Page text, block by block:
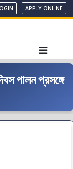
APPLY ONLINE
পালন প্রসঙ্গে